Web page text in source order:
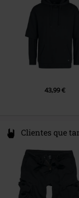
www.emp.de
43,99 €
Clientes que